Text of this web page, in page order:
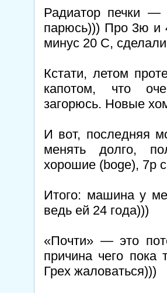
Радиатор печки —
парюсь))) Про 3ю
минус 20 С,
Кстати, летом
капотом, что
загорюсь. Новые
И вот, последняя
менять долго,
хорошие (bоgе), 7р
Итого: машина у
ведь ей 24 года)))
«Почти» — это
причина чего пока
Грех жаловаться)))